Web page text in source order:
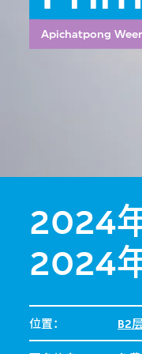
Apichatpong
2024
2024
位置： B2